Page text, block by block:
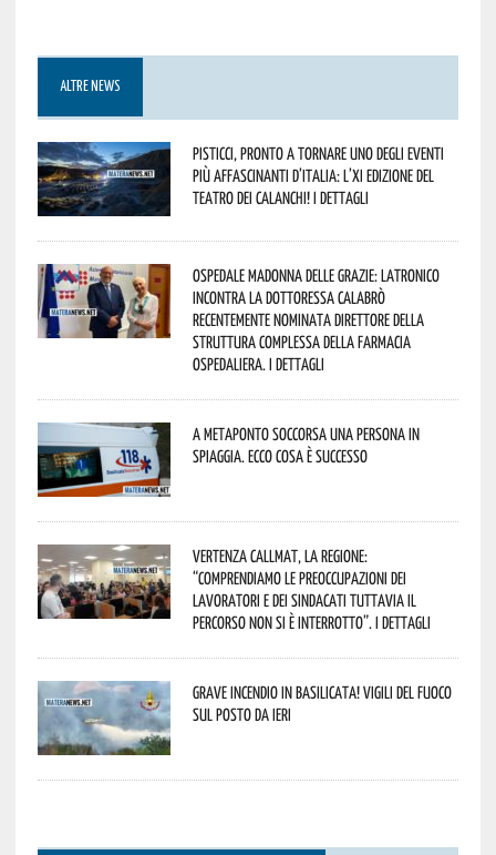
ALTRE NEWS
Pisticci, pronto a tornare uno degli eventi
più affascinanti d’Italia: l’XI edizione del
Teatro dei Calanchi! I dettagli
Ospedale Madonna delle Grazie: Latronico
incontra la dottoressa Calabrò
recentemente nominata Direttore della
Struttura Complessa della Farmacia
Ospedaliera. I dettagli
A Metaponto soccorsa una persona in
spiaggia. Ecco cosa è successo
Vertenza CallMat, la Regione:
“comprendiamo le preoccupazioni dei
lavoratori e dei sindacati tuttavia il
percorso non si è interrotto”. I dettagli
Grave incendio in Basilicata! Vigili del fuoco
sul posto da ieri